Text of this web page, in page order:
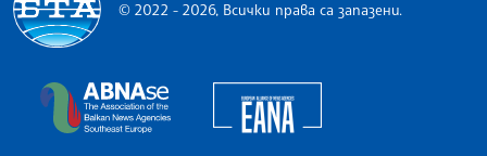
© 2022 - 2026, Всички права са запазени.
The Assocoation of the Balkan News Agencies